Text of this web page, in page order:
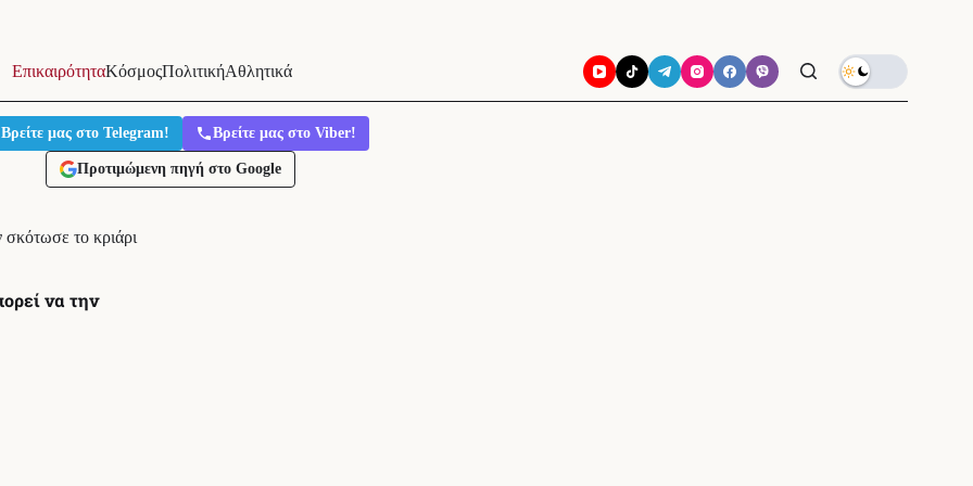
ΕπικαιρότηταΚόσμοςΠολιτικήΑθλητικά
Βρείτε μας στο Telegram! Βρείτε μας στο Viber!
Προτιμώμενη πηγή στο Google
το κριάρι
να την